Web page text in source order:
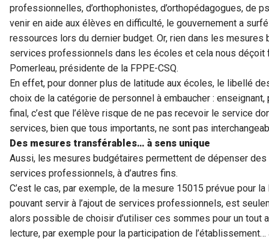
professionnelles, d’orthophonistes, d’orthopédagogues, de
venir en aide aux élèves en difficulté, le gouvernement a
ressources lors du dernier budget. Or, rien dans les mesures
services professionnels dans les écoles et cela nous déçoit
Pomerleau, présidente de la FPPE-CSQ.
En effet, pour donner plus de latitude aux écoles, le libellé
choix de la catégorie de personnel à embaucher :
final, c’est que l’élève risque de ne pas recevoir le service
services, bien que tous importants, ne sont pas
Des mesures transférables… à sens unique
Aussi, les mesures budgétaires permettent de dépenser
services professionnels, à d’autres fins.
C’est le cas, par exemple, de la mesure 15015 prévue pour
pouvant servir à l’ajout de services professionnels, est
alors possible de choisir d’utiliser ces sommes pour un tout
lecture, par exemple pour la participation de